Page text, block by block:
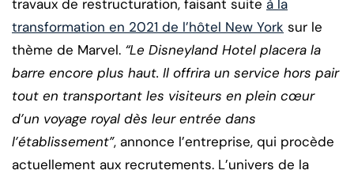
travaux de restructuration, faisant suite à la
transformation en 2021 de l’hôtel New York sur le
thème de Marvel. “Le Disneyland Hotel placera la
barre encore plus haut. Il offrira un service hors pair
tout en transportant les visiteurs en plein cœur
d’un voyage royal dès leur entrée dans
l’établissement”, annonce l’entreprise, qui procède
actuellement aux recrutements. L’univers de la